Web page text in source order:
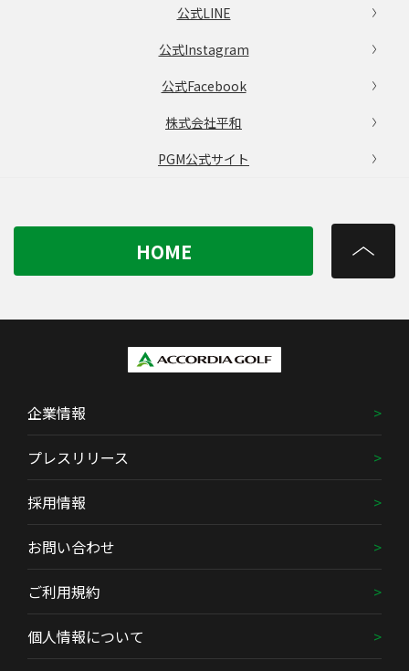
公式LINE
公式Instagram
公式Facebook
株式会社平和
PGM公式サイト
HOME
企業情報
プレスリリース
採用情報
お問い合わせ
ご利用規約
個人情報について